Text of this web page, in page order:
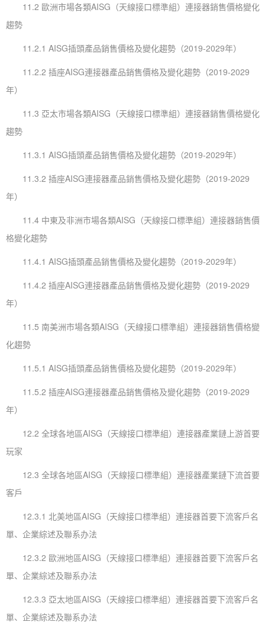
11.2 歐洲市場各類AISG（天線接口標準組）連接器銷售價格變化
趨勢
11.2.1 AISG插頭產品銷售價格及變化趨勢（2019-2029年）
11.2.2 插座AISG連接器產品銷售價格及變化趨勢（2019-2029
年）
11.3 亞太市場各類AISG（天線接口標準組）連接器銷售價格變化
趨勢
11.3.1 AISG插頭產品銷售價格及變化趨勢（2019-2029年）
11.3.2 插座AISG連接器產品銷售價格及變化趨勢（2019-2029
年）
11.4 中東及非洲市場各類AISG（天線接口標準組）連接器銷售價
格變化趨勢
11.4.1 AISG插頭產品銷售價格及變化趨勢（2019-2029年）
11.4.2 插座AISG連接器產品銷售價格及變化趨勢（2019-2029
年）
11.5 南美洲市場各類AISG（天線接口標準組）連接器銷售價格變
化趨勢
11.5.1 AISG插頭產品銷售價格及變化趨勢（2019-2029年）
11.5.2 插座AISG連接器產品銷售價格及變化趨勢（2019-2029
年）
12.2 全球各地區AISG（天線接口標準組）連接器產業鏈上游首要
玩家
12.3 全球各地區AISG（天線接口標準組）連接器產業鏈下流首要
客戶
12.3.1 北美地區AISG（天線接口標準組）連接器首要下流客戶名
單、企業綜述及聯系办法
12.3.2 歐洲地區AISG（天線接口標準組）連接器首要下流客戶名
單、企業綜述及聯系办法
12.3.3 亞太地區AISG（天線接口標準組）連接器首要下流客戶名
單、企業綜述及聯系办法